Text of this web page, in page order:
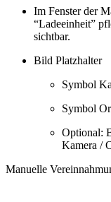
Im Fenster der
“Ladeeinheit”
sichtbar.
Bild Platzhalter
Symbol
Symbol
Optional:
Kamera /
Manuelle